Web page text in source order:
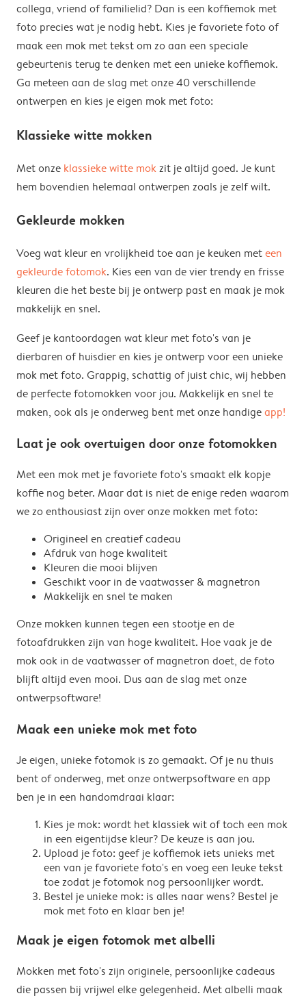
collega, vriend of familielid? Dan is een koffiemok met
foto precies wat je nodig hebt. Kies je favoriete foto of
maak een mok met tekst om zo aan een speciale
gebeurtenis terug te denken met een unieke koffiemok.
Ga meteen aan de slag met onze 40 verschillende
ontwerpen en kies je eigen mok met foto:
Klassieke witte mokken
Met onze klassieke witte mokzit je altijd goed. Je kunt
hem bovendien helemaal ontwerpen zoals je zelf wilt.
Gekleurde mokken
Voeg wat kleur en vrolijkheid toe aan je keuken meteen
gekleurde fotomok. Kies een van de vier trendy en frisse
kleuren die het beste bij je ontwerp past en maak je mok
makkelijk en snel.
Geef je kantoordagen wat kleur met foto's van je
dierbaren of huisdier en kies je ontwerp voor een unieke
mok met foto. Grappig, schattig of juist chic, wij hebben
de perfecte fotomokken voor jou. Makkelijk en snel te
maken, ook als je onderweg bent met onze handigeapp!
Laat je ook overtuigen door onze fotomokken
Met een mok met je favoriete foto's smaakt elk kopje
koffie nog beter. Maar dat is niet de enige reden waarom
we zo enthousiast zijn over onze mokken met foto:
Origineel en creatief cadeau
Afdruk van hoge kwaliteit
Kleuren die mooi blijven
Geschikt voor in de vaatwasser & magnetron
Makkelijk en snel te maken
Onze mokken kunnen tegen een stootje en de
fotoafdrukken zijn van hoge kwaliteit. Hoe vaak je de
mok ook in de vaatwasser of magnetron doet, de foto
blijft altijd even mooi. Dus aan de slag met onze
ontwerpsoftware!
Maak een unieke mok met foto
Je eigen, unieke fotomok is zo gemaakt. Of je nu thuis
bent of onderweg, met onze ontwerpsoftware en app
ben je in een handomdraai klaar:
Kies je mok: wordt het klassiek wit of toch een mok
in een eigentijdse kleur? De keuze is aan jou.
Upload je foto: geef je koffiemok iets unieks met
een van je favoriete foto's en voeg een leuke tekst
toe zodat je fotomok nog persoonlijker wordt.
Bestel je unieke mok: is alles naar wens? Bestel je
mok met foto en klaar ben je!
Maak je eigen fotomok met albelli
Mokken met foto's zijn originele, persoonlijke cadeaus
die passen bij vrijwel elke gelegenheid. Met albelli maak